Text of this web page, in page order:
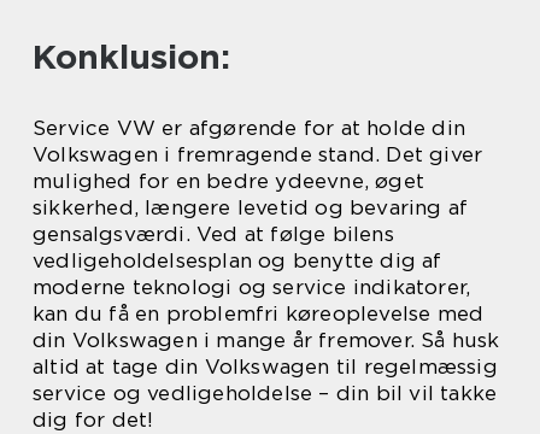
Konklusion:
Service VW er afgørende for at holde din
Volkswagen i fremragende stand. Det giver
mulighed for en bedre ydeevne, øget
sikkerhed, længere levetid og bevaring af
gensalgsværdi. Ved at følge bilens
vedligeholdelsesplan og benytte dig af
moderne teknologi og service indikatorer,
kan du få en problemfri køreoplevelse med
din Volkswagen i mange år fremover. Så husk
altid at tage din Volkswagen til regelmæssig
service og vedligeholdelse – din bil vil takke
dig for det!